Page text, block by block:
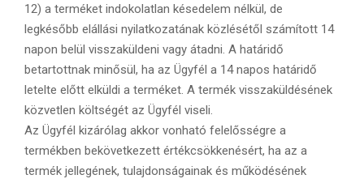
12) a terméket indokolatlan késedelem nélkül, de
legkésőbb elállási nyilatkozatának közlésétől számított 14
napon belül visszaküldeni vagy átadni. A határidő
betartottnak minősül, ha az Ügyfél a 14 napos határidő
letelte előtt elküldi a terméket. A termék visszaküldésének
közvetlen költségét az Ügyfél viseli.
Az Ügyfél kizárólag akkor vonható felelősségre a
termékben bekövetkezett értékcsökkenésért, ha az a
termék jellegének, tulajdonságainak és működésének